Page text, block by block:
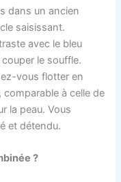
dans un ancien
saisissant.
avec le bleu
le souffle.
vous flotter en
à celle de
la peau. Vous
et détendu.
?